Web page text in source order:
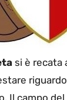
si è recata